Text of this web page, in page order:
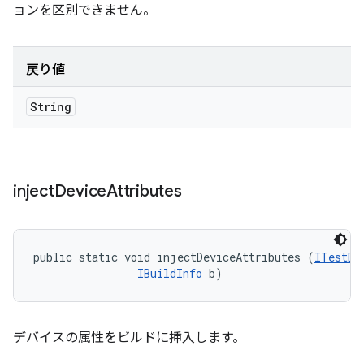
ョンを区別できません。
戻り値
String
injectDeviceAttributes
public static void injectDeviceAttributes (
IBuildInfo b)
デバイスの属性をビルドに挿入します。